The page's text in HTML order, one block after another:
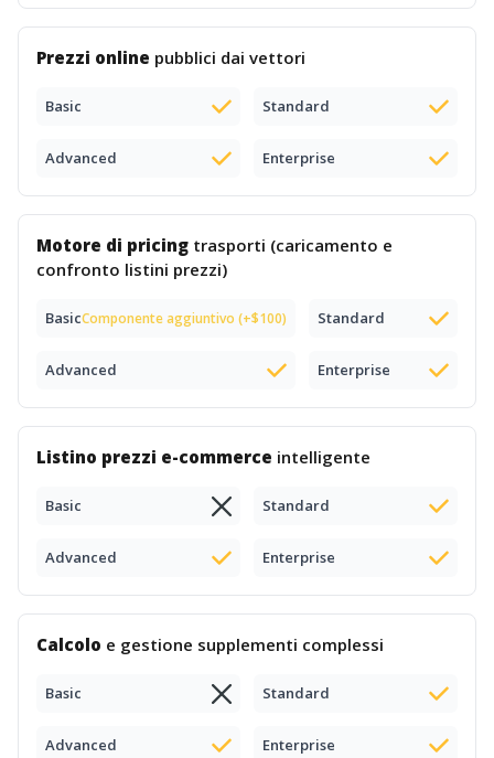
Prezzi online pubblici dai vettori
Basic Standard
Advanced Enterprise
Motore di pricing trasporti (caricamento e
confronto listini prezzi)
BasicComponente aggiuntivo (+$100) Standard
Advanced Enterprise
Listino prezzi e-commerce intelligente
Basic Standard
Advanced Enterprise
Calcolo e gestione supplementi complessi
Basic Standard
Advanced Enterprise